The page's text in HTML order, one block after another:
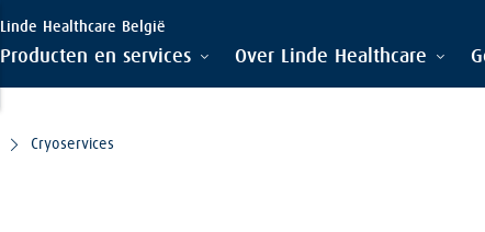
Linde Healthcare België
Producten en services Over Linde Healthcare
Cryoservices